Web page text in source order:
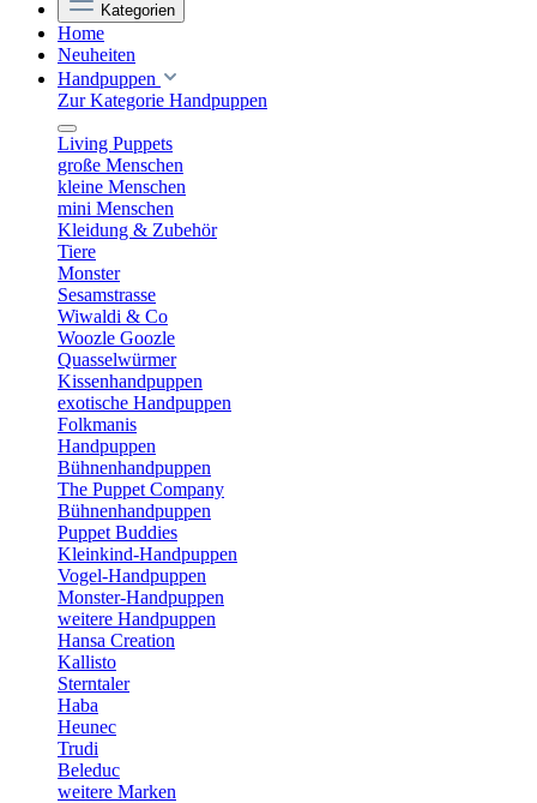
Kategorien
Home
Neuheiten
Handpuppen
Zur Kategorie Handpuppen
Living Puppets
große Menschen
kleine Menschen
mini Menschen
Kleidung & Zubehör
Tiere
Monster
Sesamstrasse
Wiwaldi & Co
Woozle Goozle
Quasselwürmer
Kissenhandpuppen
exotische Handpuppen
Folkmanis
Handpuppen
Bühnenhandpuppen
The Puppet Company
Bühnenhandpuppen
Puppet Buddies
Kleinkind-Handpuppen
Vogel-Handpuppen
Monster-Handpuppen
weitere Handpuppen
Hansa Creation
Kallisto
Sterntaler
Haba
Heunec
Trudi
Beleduc
weitere Marken